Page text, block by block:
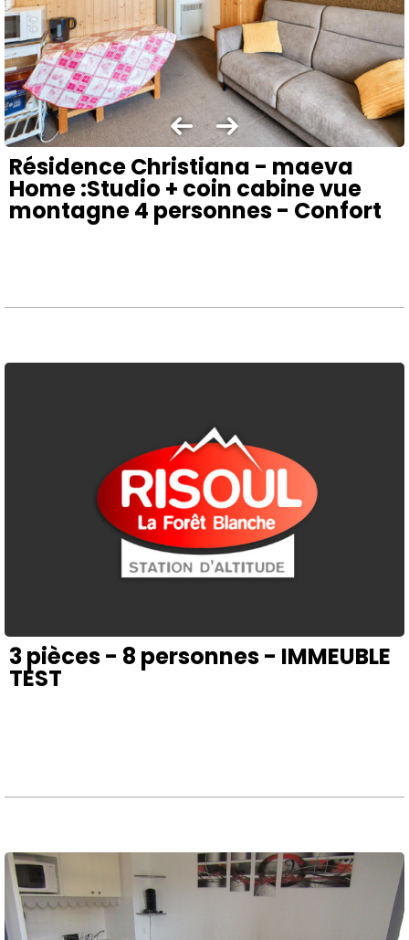
Résidence Christiana - maeva
Home :Studio + coin cabine vue
montagne 4 personnes - Confort
3 pièces - 8 personnes - IMMEUBLE
TEST